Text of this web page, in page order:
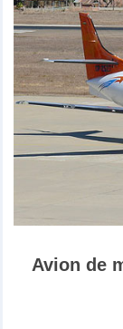
Avion de